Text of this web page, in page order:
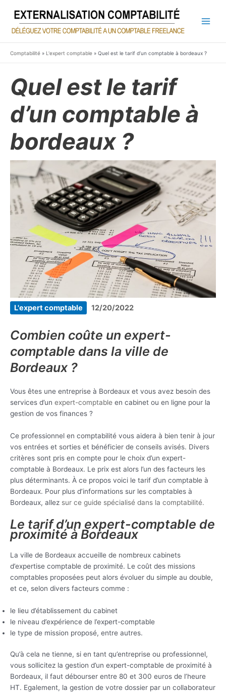
contenu
Comptabilité » L'expert comptable » Quel est le tarif d’un comptable à bordeaux ?
Quel est le tarif
d’un comptable à
bordeaux ?
L'expert comptable 12/20/2022
Combien coûte un expert-
comptable dans la ville de
Bordeaux ?
Vous êtes une entreprise à Bordeaux et vous avez besoin des
services d’un expert-comptable en cabinet ou en ligne pour la
gestion de vos finances ?
Ce professionnel en comptabilité vous aidera à bien tenir à jour
vos entrées et sorties et bénéficier de conseils avisés. Divers
critères sont pris en compte pour le choix d’un expert-
comptable à Bordeaux. Le prix est alors l’un des facteurs les
plus déterminants. À ce propos voici le tarif d’un comptable à
Bordeaux. Pour plus d’informations sur les comptables à
Bordeaux, allez sur ce guide spécialisé dans la comptabilité.
Le tarif d’un expert-comptable de
proximité à Bordeaux
La ville de Bordeaux accueille de nombreux cabinets
d’expertise comptable de proximité. Le coût des missions
comptables proposées peut alors évoluer du simple au double,
et ce, selon divers facteurs comme :
le lieu d’établissement du cabinet
le niveau d’expérience de l’expert-comptable
le type de mission proposé, entre autres.
Qu’à cela ne tienne, si en tant qu’entreprise ou professionnel,
vous sollicitez la gestion d’un expert-comptable de proximité à
Bordeaux, il faut débourser entre 80 et 300 euros de l’heure
HT. Egalement, la gestion de votre dossier par un collaborateur